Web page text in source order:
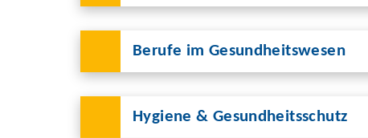
Berufe im Gesundheitswesen
Hygiene & Gesundheitsschutz